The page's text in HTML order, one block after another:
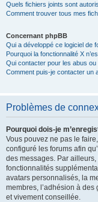
Quels fichiers joints sont
Comment trouver tous mes
Concernant phpBB
Qui a développé ce logiciel de
Pourquoi la fonctionnalité X
Qui contacter pour les abus
Comment puis-je contacter un
Problèmes de
Pourquoi dois-je
Vous pouvez ne pas le
configuré les forums afin
des messages. Par
fonctionnalités
avatars personnalisés, la
membres, l’adhésion à des
et vivement conseillée.